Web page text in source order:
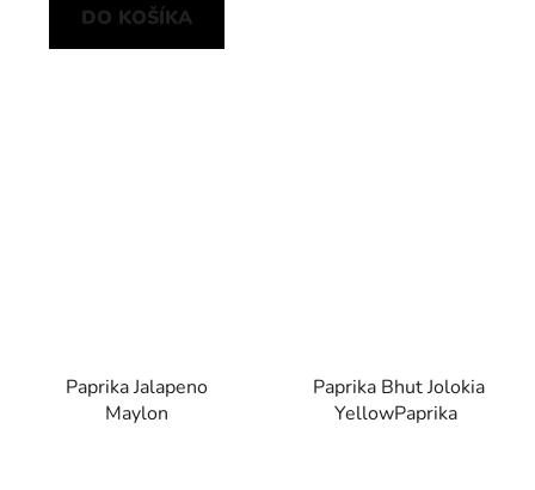
DO KOŠÍKA
Paprika Jalapeno
Maylon
Paprika Bhut Jolokia
YellowPaprika